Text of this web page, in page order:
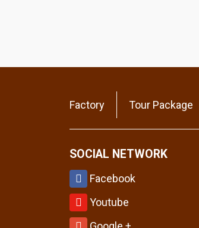
Factory Tour Package
SOCIAL NETWORK
Facebook
Youtube